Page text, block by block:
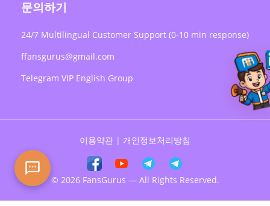
문의하기
24/7 Multilingual Customer Support (0-10 min response)
ffansgurus@gmail.com
Telegram VIP English Group
이용약관 | 개인정보처리방침
© 2026 FansGurus — All Rights Reserved.